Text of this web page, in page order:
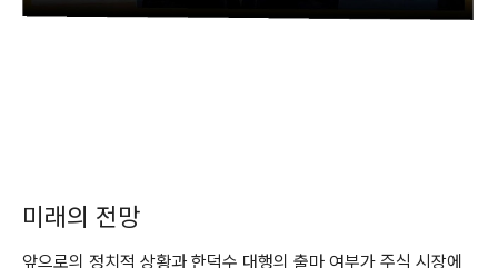
미래의 전망
앞으로의 정치적 상황과 한덕수 대행의 출마 여부가 주식 시장에